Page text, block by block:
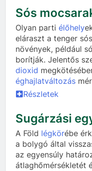
Sós
Olyan parti élőhely
eláraszt a tenger
növények, például
borítják. Jelentős
dioxid
éghajlatváltozás
Részletek
Sugárzási
A Föld légkörébe
a bolygó által
az egyensúly
átlaghőmérsékletét